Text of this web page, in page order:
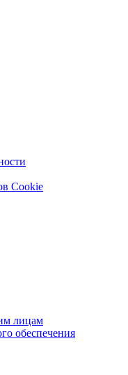
Cookie
лицам
обеспечения